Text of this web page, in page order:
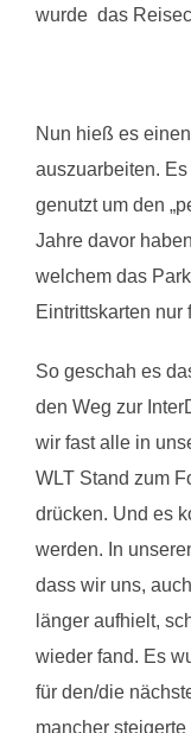
wurde das
Nun hieß es
auszuarbeiten.
genutzt um den
Jahre davor
welchem das
Eintrittskarten nur
So geschah es
den Weg zur
wir fast alle in
WLT Stand zum
drücken. Und es
werden. In
dass wir uns,
länger aufhielt,
wieder fand. Es
für den/die
mancher